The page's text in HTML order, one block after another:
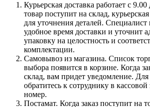
Курьерская доставка работает с
товар поступит на склад,
для уточнения деталей.
удобное время доставки и уточнит
упаковку на целостность и
комплектации.
Самовывоз из магазина. Список
выбора появится в корзине. Когда
склад, вам придет уведомление. Для
обратитесь к сотруднику в кассовой
номер.
Постамат. Когда заказ поступит на